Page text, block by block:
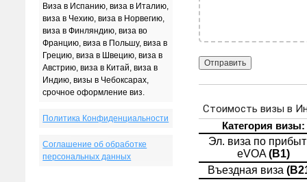
Виза в Испанию, виза в Италию,
виза в Чехию, виза в Норвегию,
виза в Финляндию, виза во
Францию, виза в Польшу, виза в
Грецию, виза в Швецию, виза в
Австрию, виза в Китай, виза в
Индию, визы в Чебоксарах,
срочное оформление виз.
Политика Конфиденциальности
Соглашение об обработке
персональных данных